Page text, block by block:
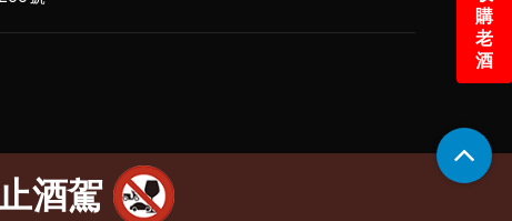
購
老
酒
酒駕